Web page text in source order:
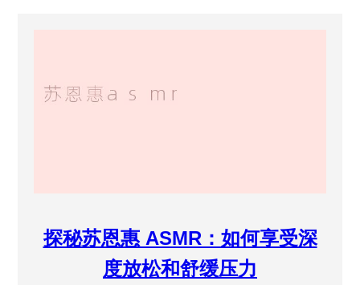
探秘苏恩惠 ASMR：如何享受深
度放松和舒缓压力